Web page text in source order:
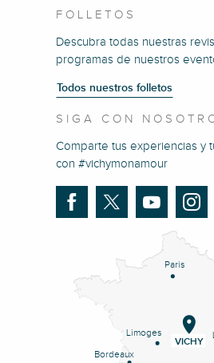
FOLLETOS
Descubra todas nuestras
programas de nuestros
Todos nuestros folletos
SIGA CON
Comparte tus experiencias y
con #vichymonamour
Paris
Limoges
Bordeaux
VICHY